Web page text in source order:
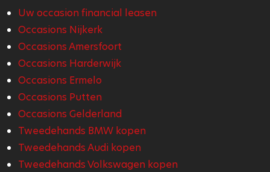
Uw occasion financial leasen
Occasions Nijkerk
Occasions Amersfoort
Occasions Harderwijk
Occasions Ermelo
Occasions Putten
Occasions Gelderland
Tweedehands BMW kopen
Tweedehands Audi kopen
Tweedehands Volkswagen kopen